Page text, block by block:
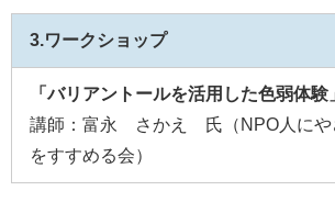
3.ワークショップ
「バリアントールを活用した色弱体験
講師：富永 さかえ 氏（NPO人にや
をすすめる会）